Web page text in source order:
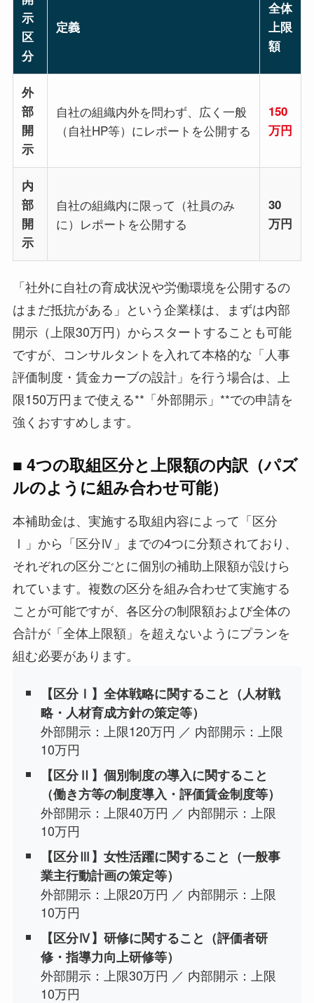
示
区
分
定義
全体
上限
額
外
部
開
示
自社の組織内外を問わず、広く一般
（自社HP等）にレポートを公開する
150
万円
内
部
開
示
自社の組織内に限って（社員のみ
に）レポートを公開する
30
万円
「社外に自社の育成状況や労働環境を公開するの
はまだ抵抗がある」という企業様は、まずは内部
開示（上限30万円）からスタートすることも可能
ですが、コンサルタントを入れて本格的な「人事
評価制度・賃金カーブの設計」を行う場合は、上
限150万円まで使える**「外部開示」**での申請を
強くおすすめします。
■ 4つの取組区分と上限額の内訳（パズ
ルのように組み合わせ可能）
本補助金は、実施する取組内容によって「区分
Ⅰ」から「区分Ⅳ」までの4つに分類されており、
それぞれの区分ごとに個別の補助上限額が設けら
れています。複数の区分を組み合わせて実施する
ことが可能ですが、各区分の制限額および全体の
合計が「全体上限額」を超えないようにプランを
組む必要があります。
【区分Ⅰ】全体戦略に関すること（人材戦
略・人材育成方針の策定等）
外部開示：上限120万円 ／ 内部開示：上限
10万円
【区分Ⅱ】個別制度の導入に関すること
（働き方等の制度導入・評価賃金制度等）
外部開示：上限40万円 ／ 内部開示：上限
10万円
【区分Ⅲ】女性活躍に関すること（一般事
業主行動計画の策定等）
外部開示：上限20万円 ／ 内部開示：上限
10万円
【区分Ⅳ】研修に関すること（評価者研
修・指導力向上研修等）
外部開示：上限30万円 ／ 内部開示：上限
10万円